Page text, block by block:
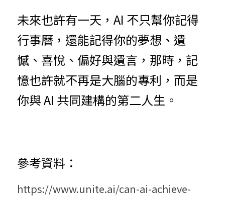
未來也許有一天，AI 不只幫你記得
行事曆，還能記得你的夢想、遺
憾、喜悅、偏好與遺言，那時，記
憶也許就不再是大腦的專利，而是
你與 AI 共同建構的第二人生。
參考資料：
https://www.unite.ai/can-ai-achieve-